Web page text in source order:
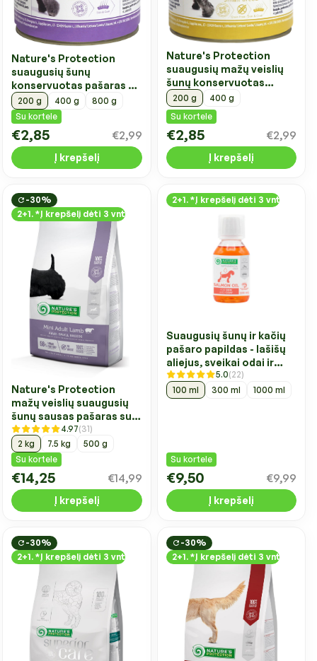
Nature's Protection
suaugusių šunų
konservuotas pašaras su
ėriena
200 g 400 g
800 g
Su kortele
€2,85 €2,99
Į krepšelį
Nature's Protection
suaugusių mažų veislių
šunų konservuotas
pašaras su veršiena ir
antiena
200 g
400 g
Su kortele
€2,85 €2,99
Į krepšelį
-30%
2+1. *Į krepšelį dėti 3 vnt
Nature's Protection
mažų veislių suaugusių
šunų sausas pašaras su
ėriena
4.97(31)
2 kg
7.5 kg
500 g
Su kortele
€14,25 €14,99
Į krepšelį
2+1. *Į krepšelį dėti 3 vnt
Suaugusių šunų ir kačių
pašaro papildas - lašišų
aliejus, sveikai odai ir
kailiui palaikyti
5.0(22)
100 ml
300 ml 1000 ml
Su kortele
€9,50 €9,99
Į krepšelį
-30%
2+1. *Į krepšelį dėti 3 vnt
-30%
2+1. *Į krepšelį dėti 3 vnt